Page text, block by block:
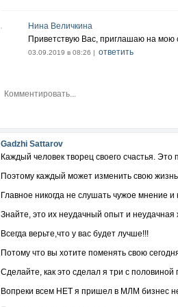
это очень прибыльно завтра и очень доходно
А впереди только исполнение заветной
И не говорите, что это не для вас- это как
Регистрация на покупку акций здесь:https://
Подробно видео ролик:https://
Нина Величкина
Приветствую Вас, приглашаю на мою
03.09.2019 в 08:26 | ответить
Gadzhi Sattarov
Каждый человек творец своего счастья.
Поэтому каждый может изменить свою
Главное никогда не слушать чужое мнение и
Знайте, это их неудачный опыт и неудачная
Всегда верьте,что у вас будет лучше!!!
Потому что вы хотите поменять свою
Сделайте, как это сделал я три с половиной
Вопреки всем НЕТ я пришел в МЛМ бизнес